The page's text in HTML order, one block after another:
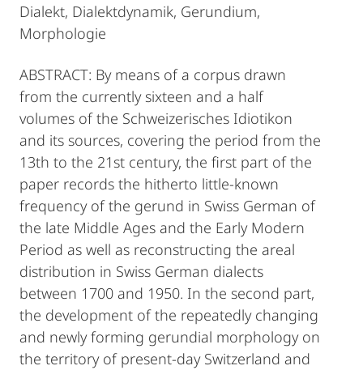
Dialekt, Dialektdynamik, Gerundium,
Morphologie
ABSTRACT: By means of a corpus drawn
from the currently sixteen and a half
volumes of the Schweizerisches Idiotikon
and its sources, covering the period from the
13th to the 21st century, the first part of the
paper records the hitherto little-known
frequency of the gerund in Swiss German of
the late Middle Ages and the Early Modern
Period as well as reconstructing the areal
distribution in Swiss German dialects
between 1700 and 1950. In the second part,
the development of the repeatedly changing
and newly forming gerundial morphology on
the territory of present-day Switzerland and